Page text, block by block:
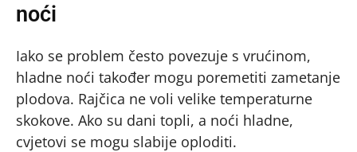
noći
Iako se problem često povezuje s vrućinom,
hladne noći također mogu poremetiti zametanje
plodova. Rajčica ne voli velike temperaturne
skokove. Ako su dani topli, a noći hladne,
cvjetovi se mogu slabije oploditi.